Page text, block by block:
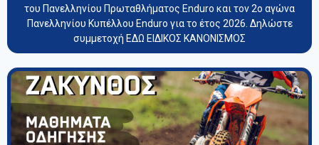
του Πανελληνίου Πρωταθλήματος Enduro και τον 2ο αγώνα
Πανελληνίου Κυπέλλου Enduro για το έτος 2026. Δηλώστε
συμμετοχή ΕΔΩ ΕΙΔΙΚΟΣ ΚΑΝΟΝΙΣΜΟΣ